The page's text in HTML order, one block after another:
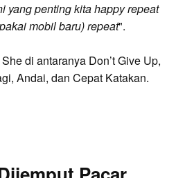
yang penting kita happy repeat
mobil baru) repeat".
di antaranya Don’t Give Up,
Andai, dan Cepat Katakan.